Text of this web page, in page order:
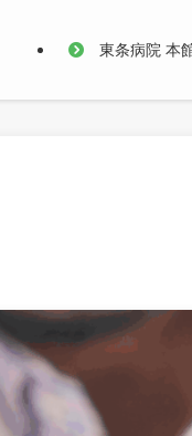
東条病院 本